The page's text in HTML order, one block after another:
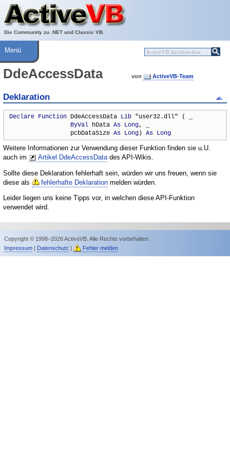
Die Community zu .NET und Classic VB.
Über ActiveVB
Hilfe
Menü
DdeAccessData von ActiveVB-Team
Deklaration
Declare Function DdeAccessData Lib "user32.dll" ( _
ByVal hData As Long, _
                 pcbDataSize
As Long) As Long
Weitere Informationen zur Verwendung dieser Funktion finden sie u.U.
auch im
Artikel DdeAccessData des API-Wikis.
Sollte diese Deklaration fehlerhaft sein, würden wir uns freuen, wenn sie
diese als
fehlerhafte Deklaration melden würden.
Leider liegen uns keine Tipps vor, in welchen diese API-Funktion
verwendet wird.
Copyright © 1998–2026 ActiveVB. Alle Rechte vorbehalten.
Impressum| Datenschutz | Fehler melden